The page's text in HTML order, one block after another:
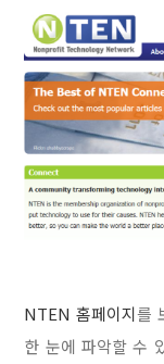
NTEN 홈페이지를
한 눈에 파악할 수